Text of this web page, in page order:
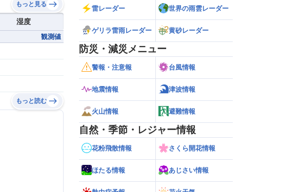
もっと見る
湿度
観測値
もっと読む
雷レーダー 世界の雨雲レーダー
ゲリラ雷雨レーダー 黄砂レーダー
防災・減災メニュー
警報・注意報 台風情報
地震情報 津波情報
火山情報 避難情報
自然・季節・レジャー情報
花粉飛散情報 さくら開花情報
ほたる情報 あじさい情報